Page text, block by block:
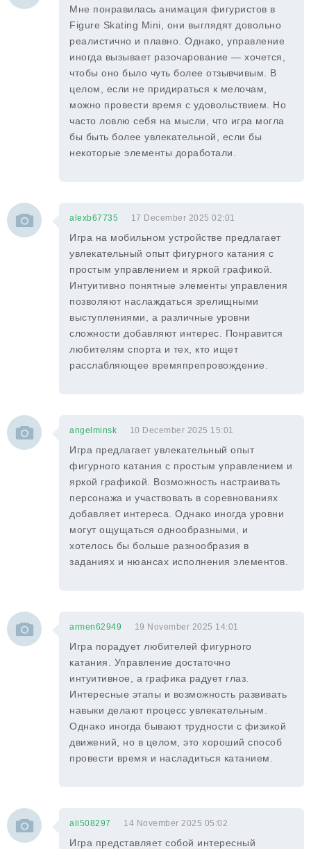
Мне понравилась анимация фигуристов в
Figure Skating Mini, они выглядят довольно
реалистично и плавно. Однако, управление
иногда вызывает разочарование — хочется,
чтобы оно было чуть более отзывчивым. В
целом, если не придираться к мелочам,
можно провести время с удовольствием. Но
часто ловлю себя на мысли, что игра могла
бы быть более увлекательной, если бы
некоторые элементы доработали.
alexb67735 17 December 2025 02:01
Игра на мобильном устройстве предлагает
увлекательный опыт фигурного катания с
простым управлением и яркой графикой.
Интуитивно понятные элементы управления
позволяют наслаждаться зрелищными
выступлениями, а различные уровни
сложности добавляют интерес. Понравится
любителям спорта и тех, кто ищет
расслабляющее времяпрепровождение.
angelminsk 10 December 2025 15:01
Игра предлагает увлекательный опыт
фигурного катания с простым управлением и
яркой графикой. Возможность настраивать
персонажа и участвовать в соревнованиях
добавляет интереса. Однако иногда уровни
могут ощущаться однообразными, и
хотелось бы больше разнообразия в
заданиях и нюансах исполнения элементов.
armen62949 19 November 2025 14:01
Игра порадует любителей фигурного
катания. Управление достаточно
интуитивное, а графика радует глаз.
Интересные этапы и возможность развивать
навыки делают процесс увлекательным.
Однако иногда бывают трудности с физикой
движений, но в целом, это хороший способ
провести время и насладиться катанием.
ali508297 14 November 2025 05:02
Игра представляет собой интересный